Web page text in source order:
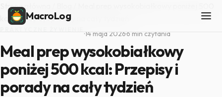
MacroLog
Strona główna
kcal: Przepisy i porady na cały tydzień
·14 maja 2026·6 min czytania
Meal prep wysokobiałkowy
poniżej 500 kcal: Przepisy i
porady na cały tydzień